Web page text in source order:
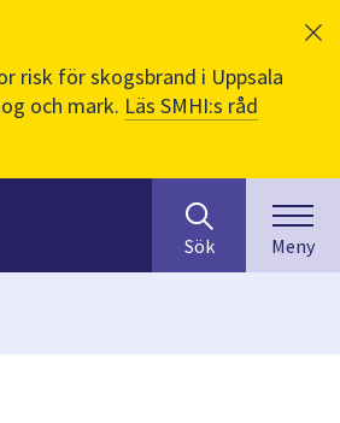
risk för skogsbrand i Uppsala
och mark. Läs SMHI:s råd
efter
innehåll
på
Sök Meny